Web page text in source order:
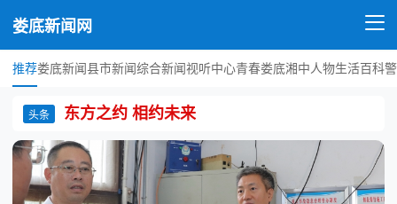
娄底新闻网
推荐娄底新闻县市新闻综合新闻视听中心青春娄底湘中人物生活百科
头条 东方之约 相约未来